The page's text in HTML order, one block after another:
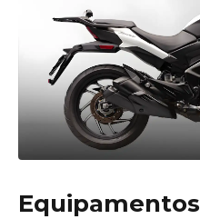
Equipamentos